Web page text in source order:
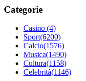
Categorie
Casino (4)
Sport(6200)
Calcio(1576)
Musica(1490)
Cultura(1158)
Celebrità(1146)